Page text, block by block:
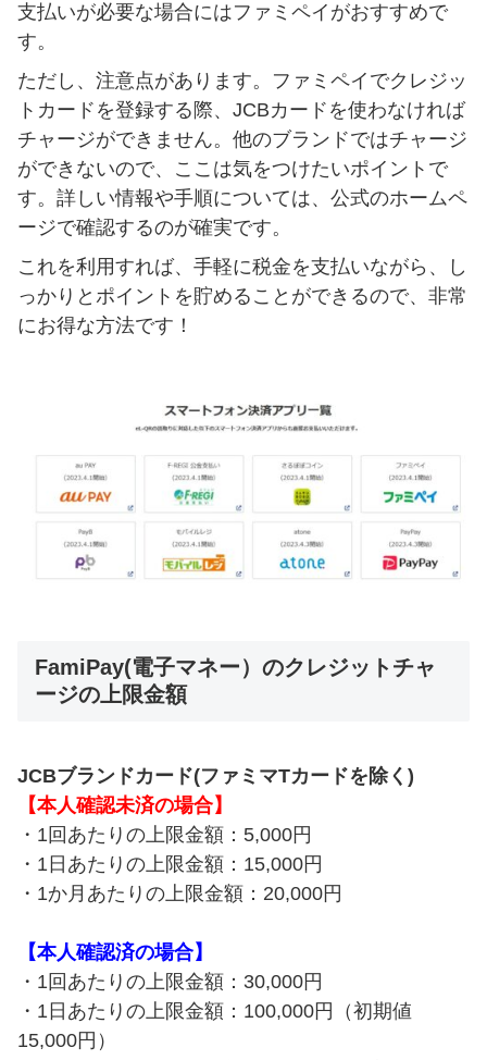
支払いが必要な場合にはファミペイがおすすめで
す。
ただし、注意点があります。ファミペイでクレジッ
トカードを登録する際、JCBカードを使わなければ
チャージができません。他のブランドではチャージ
ができないので、ここは気をつけたいポイントで
す。詳しい情報や手順については、公式のホームペ
ージで確認するのが確実です。
これを利用すれば、手軽に税金を支払いながら、し
っかりとポイントを貯めることができるので、非常
にお得な方法です！
FamiPay(電子マネー）のクレジットチャ
ージの上限金額
JCBブランドカード(ファミマTカードを除く)
【本人確認未済の場合】
・1回あたりの上限金額：5,000円
・1日あたりの上限金額：15,000円
・1か月あたりの上限金額：20,000円
【本人確認済の場合】
・1回あたりの上限金額：30,000円
・1日あたりの上限金額：100,000円（初期値
15,000円）